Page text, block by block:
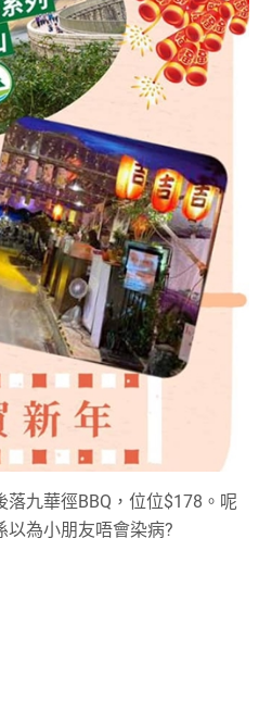
九華徑BBQ，位位$178。呢
以為小朋友唔會染病?